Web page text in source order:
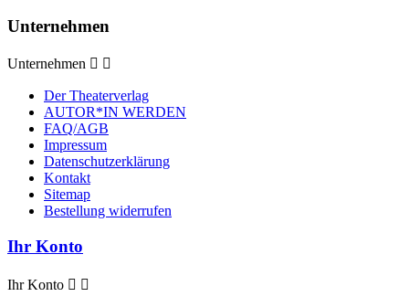
Unternehmen
Unternehmen  
Der Theaterverlag
AUTOR*IN WERDEN
FAQ/AGB
Impressum
Datenschutzerklärung
Kontakt
Sitemap
Bestellung widerrufen
Ihr Konto
Ihr Konto  